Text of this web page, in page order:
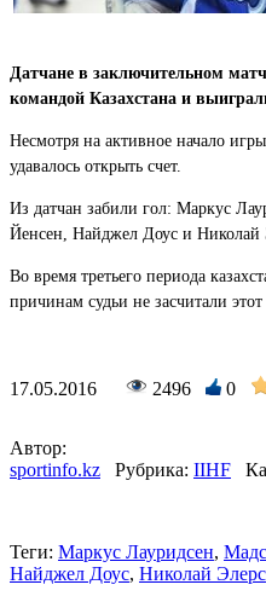
Датчане в заключительном
командой Казахстана и
Несмотря на активное начало
удавалось открыть счет.
Из датчан забили гол: Маркус
Йенсен, Найджел Доус и Николай
Во время третьего периода
причинам судьи не засчитали этот
17.05.2016 2496 0
Автор:
sportinfo.kz
Рубрика: IIHF
Теги: Маркус Лауридсен,
Найджел Доус, Николай Элерс